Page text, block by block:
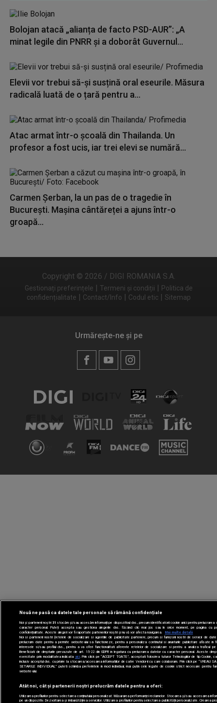
Bolojan atacă „alianța de facto PSD-AUR”: „A
minat legile din PNRR și a doborât Guvernul...
Elevii vor trebui să-și susțină oral eseurile. Măsura
radicală luată de o țară pentru a...
Atac armat într-o școală din Thailanda. Un
profesor a fost ucis, iar trei elevi se numără...
Carmen Șerban, la un pas de o tragedie în
București. Mașina cântăreței a ajuns într-o
groapă...
Copyright © 2026 / DIGI ROMANIA S.A.
Gestionați preferințele | Termeni și condiții | Politica de
confidențialitate | Contact/Info | Codul etic | Sitemap
Urmărește-ne și pe
Nouă ne pasă ca datele tale personale să rămână confidențiale
Noi și partenerii noștri31 stocăm și/sau accesăm informații pe dispozitivul dvs., precum identificatorii cookie unici pentru prelucrarea
caracter personal. Puteți accepta sau gestiona alegerile dvs. făcând clic mai jos sau în orice moment, pe pagina cu
confidențialitate. Aceste alegeri vor fi raportate partenerilor noștri și nu vă vor afecta navigarea.
Mai multe detalii
Noi si partenerii nostri (retelele de socializare si agentiile de publicitate partenere, precum si furnizorii nostri de servicii de date
prelucram date pentru a permite website-ului sa functioneze, pentru a personaliza continutul si anunturile publicitare afisate in
interesele si/sau profilul dvs., pentru a va oferi functionalitati aferente retelelor de socializare si pentru a analiza traficul
Beneficiati de drepturile prevazute de art. 15-22 din GDPR in legatura cu prelucrarea datelor cu caracter personal. Aceste
exercitate prin modalitatea indicata aici. Prin click pe “ACCEPT TOATE”, acceptati folosirea tuturor Tehnologiilor de tip Cookie,
inclusiv acceptul dvs. cu privire la stocarea/accesarea informatiilor de catre Vendor-ii cu care colaboram. Prin click pe “VREAU SA
SETARILE INDIVIDUAL” puteti schimba preferintele in mod individual, mai putin cele legate de cookie strict necesare pentru
website-ului.
Atât noi, cât și partenerii noștri prelucrăm datele pentru a oferi:
Utilizarea profilurilor pentru selectarea conținutului personalizat. Măsurarea performanței reclamelor. Stocarea și/sau accesarea
pe un dispozitiv. Dezvoltarea și îmbunătățirea serviciilor. Utilizarea profilurilor pentru selectarea publicității personalizate. Crearea